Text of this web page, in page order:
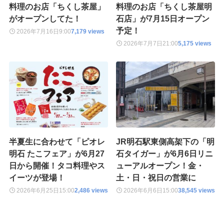
料理のお店「ちくし茶屋」
がオープンしてた！
2026年7月16日9:007,179 views
料理のお店「ちくし茶屋明
石店」が7月15日オープン
予定！
2026年7月7日 21:005,175 views
半夏生に合わせて「ピオレ
明石 たこフェア」が6月27
日から開催！タコ料理やス
イーツが登場！
2026年6月25日 15:002,486 views
JR明石駅東側高架下の「明
石タイガー」が6月6日リニ
ューアルオープン！金・
土・日・祝日の営業に
2026年6月6日 15:0038,545 views